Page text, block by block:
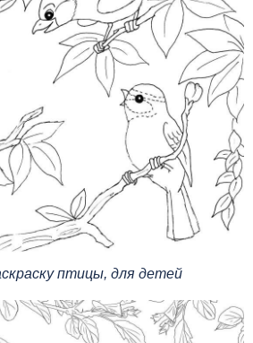
птицы, для детей